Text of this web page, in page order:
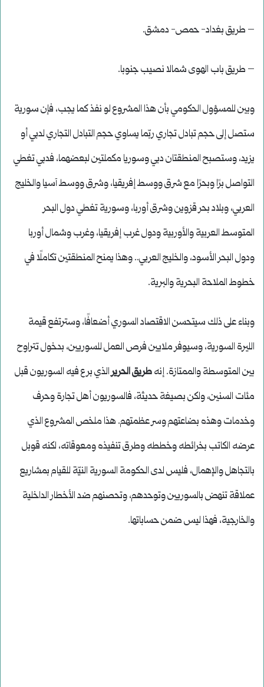
– طريق بغداد- حمص- دمشق.
– طريق باب الهوى شمالا نصيب جنوبا.
وبين للمسؤول الحكومي بأن هذا المشروع لو نفذ كما يجب، فإن سورية
ستصل إلى حجم تبادل تجاري ربّما يساوي حجم التبادل التجاري لدبي أو
يزيد، وستصبح المنطقتان دبي وسوريا مكملتين لبعضهما، فدبي تغطي
التواصل برًا وبحرًا مع شرق ووسط إفريقيا، وشرق ووسط آسيا والخليج
العربي، وبلاد بحر قزوين وشرق أوربا، وسورية تغطي دول البحر
المتوسط العربية والأوربية ودول غرب إفريقيا، وغرب وشمال أوربا
ودول البحر الأسود، والخليج العربي.. وهذا يمنح المنطقتين تكاملًا في
خطوط الملاحة البحرية والبرية.
وبناء على ذلك سيتحسن الاقتصاد السوري أضعافًا، وسترتفع قيمة
الليرة السورية، وسيوفر ملايين فرص العمل للسوريين، بدخول تتراوح
بين المتوسطة والممتازة. إنهطريق الحريرالذي برع فيه السوريون قبل
مئات السنين، ولكن بصيغة حديثة، فالسوريون أهل تجارة وحرف
وخدمات وهذه بضاعتهم وسر عظمتهم. هذا ملخص المشروع الذي
عرضه الكاتب بخرائطه وخططه وطرق تنفيذه ومعوقاته، لكنه قوبل
بالتجاهل والإهمال، فليس لدى الحكومة السورية النيّة للقيام بمشاريع
عملاقة تنهض بالسوريين وتوحدهم، وتحصنهم ضد الأخطار الداخلية
والخارجية، فهذا ليس ضمن حساباتها.